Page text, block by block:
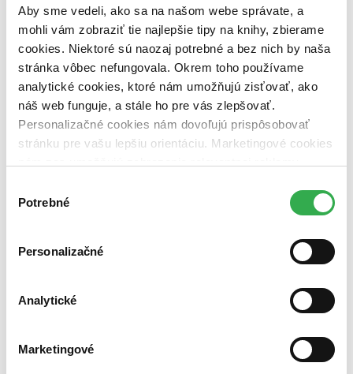
Aby sme vedeli, ako sa na našom webe správate, a
mohli vám zobraziť tie najlepšie tipy na knihy, zbierame
cookies. Niektoré sú naozaj potrebné a bez nich by naša
stránka vôbec nefungovala. Okrem toho používame
analytické cookies, ktoré nám umožňujú zisťovať, ako
náš web funguje, a stále ho pre vás zlepšovať.
Personalizačné cookies nám dovoľujú prispôsobovať
stránku pre vašu lepšiu orientáciu. Marketingové cookies
nám pomohlo, keby sme mohli používať všetky tieto
súhlasu
Potrebné
Personalizačné
Analytické
Marketingové
dostupná (bez vypredaných) (0 titulov)dostupná (bez
vypredaných)
Nové / čítané
nová (0 titulov)nová
čítaná (0 titulov)čítaná
čítaná - výborný stav (0 titulov)čítaná - výborný stav
čítaná - mierne opotrebovaná (0 titulov)čítaná - mierne
čítané verzie vypredaných kníh (0 titulov)čítané verzie
vypredaných kníh
Bestsellery
Najdrahšie
Najlacnejšie